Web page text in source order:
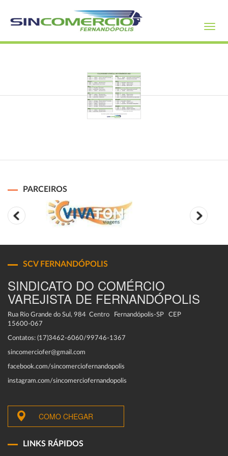
PARCEIROS
SCV FERNANDÓPOLIS
SINDICATO DO COMÉRCIO
VAREJISTA DE FERNANDÓPOLIS
Rua Rio Grande do Sul, 984 Centro Fernandópolis-SP CEP
15600-067
Contatos: (17)3462-6060/99746-1367
sincomerciofer@gmail.com
facebook.com/sincomerciofernandopolis
instagram.com/sincomerciofernandopolis
COMO CHEGAR
LINKS RÁPIDOS